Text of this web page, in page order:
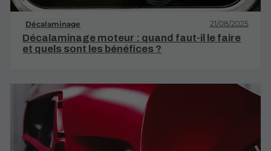
Décalaminage 21/08/2025
Décalaminage moteur : quand faut-il le faire
et quels sont les bénéfices ?